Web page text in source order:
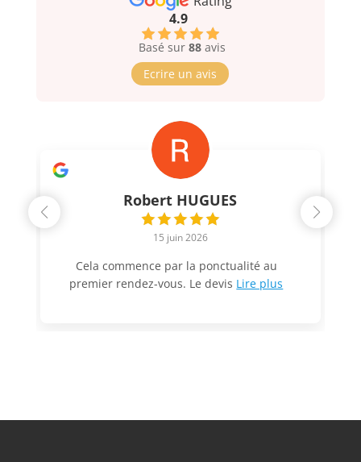
4.9
Basé sur88 avis
Ecrire un avis
Robert HUGUES
15 juin 2026
Cela commence par la ponctualité au
premier rendez-vous. Le devis Lire plus